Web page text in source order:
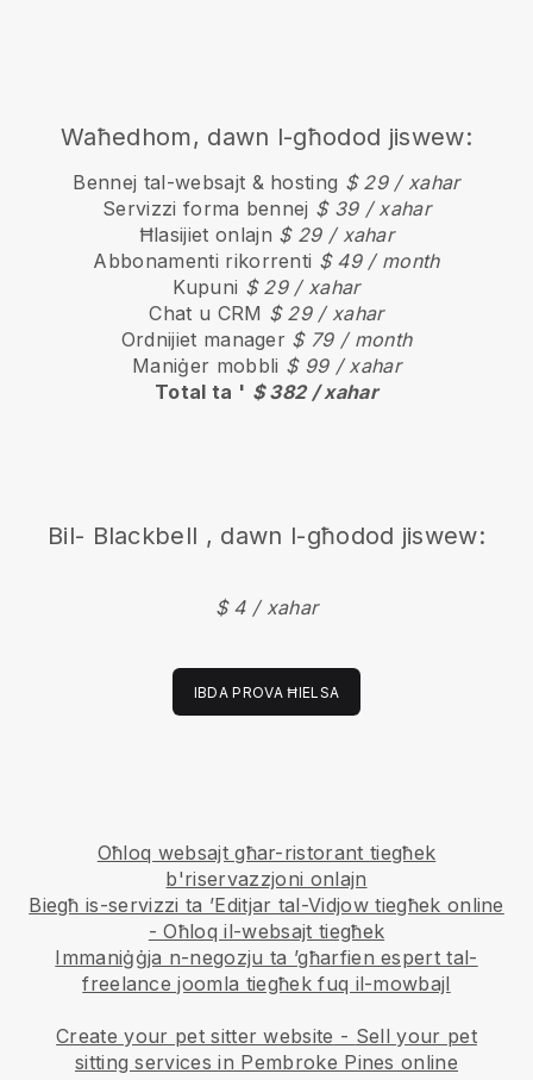
Waħedhom, dawn l-għodod jiswew:
Bennej tal-websajt & hosting $ 29 / xahar
Servizzi forma bennej $ 39 / xahar
Ħlasijiet onlajn $ 29 / xahar
Abbonamenti rikorrenti $ 49 / month
Kupuni $ 29 / xahar
Chat u CRM $ 29 / xahar
Ordnijiet manager $ 79 / month
Maniġer mobbli $ 99 / xahar
Total ta ' $ 382 / xahar
Bil- Blackbell , dawn l-għodod jiswew:
$ 4 / xahar
IBDA PROVA ĦIELSA
Oħloq websajt għar-ristorant tiegħek
b'riservazzjoni onlajn
Biegħ is-servizzi ta ’Editjar tal-Vidjow tiegħek online
- Oħloq il-websajt tiegħek
Immaniġġja n-negozju ta ’għarfien espert tal-
freelance joomla tiegħek fuq il-mowbajl
Create your pet sitter website - Sell your pet
sitting services in Pembroke Pines online